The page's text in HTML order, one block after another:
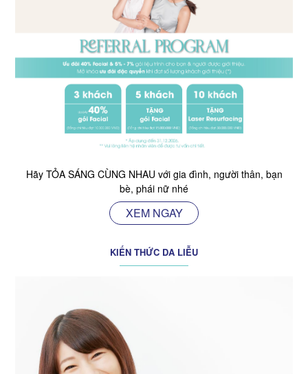
Hãy TỎA SÁNG CÙNG NHAU với gia đình, người thân, bạn
bè, phái nữ nhé
XEM NGAY
KIẾN THỨC DA LIỄU